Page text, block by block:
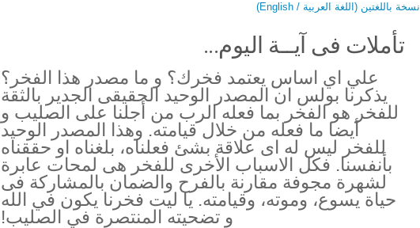
نسخة باللغتين (اللغة العربية / English)
تأملات فى آيــة اليوم...
علي اي اساس يعتمد فخرك؟ و ما مصدر هذا الفخر؟
يذكرنا بولس ان المصدر الوحيد الحقيقى الجدير بالثقة
للفخر هو الفخر بما فعله الرب من أجلنا على الصليب و
أيضا ما فعله من خلال قيامته. وهذا المصدر الوحيد
للفخر ليس له اى علاقة بشئ فعلناه، بلغناه او حققناه
بأنفسنا. فكل الاسباب الأخرى للفخر هى لمحات عابرة
لشهرة مجوفة مقارنة بالفرح والضمان بالمشاركة فى
حياة يسوع، وموته، وقيامته. يا ليت فخرنا يكون في الله
و تضحيته المنتصرة في الصليب!